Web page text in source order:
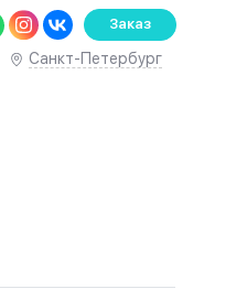
Заказ
Санкт-Петербург